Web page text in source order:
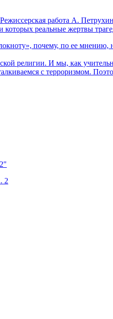
работа А.
которых реальные жертвы
почему, по ее
религии. И мы, как
с терроризмом.
2